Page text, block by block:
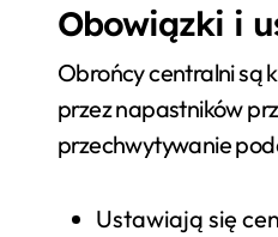
Obowiązki i
Obrońcy centralni są
przez napastników
przechwytywanie
Ustawiają się